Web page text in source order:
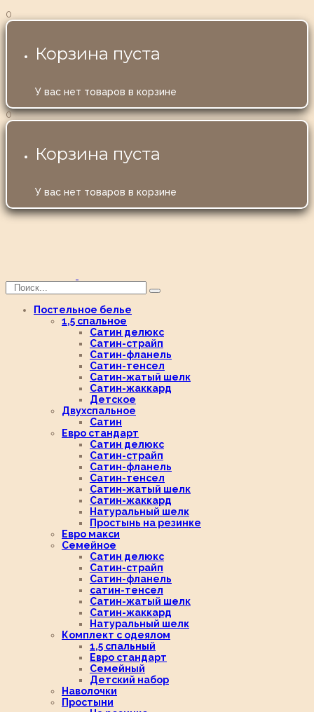
0
Корзина пуста
У вас нет товаров в корзине
0
Корзина пуста
У вас нет товаров в корзине
Постельное белье
1,5 спальное
Сатин делюкс
Сатин-страйп
Сатин-фланель
Сатин-тенсел
Сатин-жатый шелк
Сатин-жаккард
Детское
Двухспальное
Сатин
Евро стандарт
Сатин делюкс
Сатин-страйп
Сатин-фланель
Сатин-тенсел
Сатин-жатый шелк
Сатин-жаккард
Натуральный шелк
Простынь на резинке
Евро макси
Семейное
Сатин делюкс
Сатин-страйп
Сатин-фланель
сатин-тенсел
Сатин-жатый шелк
Сатин-жаккард
Натуральный шелк
Комплект с одеялом
1,5 спальный
Евро стандарт
Семейный
Детский набор
Наволочки
Простыни